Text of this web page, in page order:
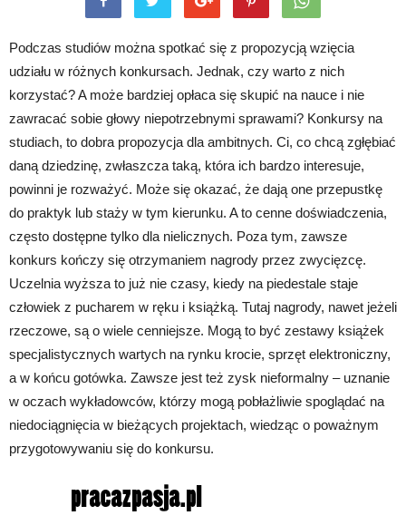
Podczas studiów można spotkać się z propozycją wzięcia
udziału w różnych konkursach. Jednak, czy warto z nich
korzystać? A może bardziej opłaca się skupić na nauce i nie
zawracać sobie głowy niepotrzebnymi sprawami? Konkursy na
studiach, to dobra propozycja dla ambitnych. Ci, co chcą zgłębiać
daną dziedzinę, zwłaszcza taką, która ich bardzo interesuje,
powinni je rozważyć. Może się okazać, że dają one przepustkę
do praktyk lub staży w tym kierunku. A to cenne doświadczenia,
często dostępne tylko dla nielicznych. Poza tym, zawsze
konkurs kończy się otrzymaniem nagrody przez zwycięzcę.
Uczelnia wyższa to już nie czasy, kiedy na piedestale staje
człowiek z pucharem w ręku i książką. Tutaj nagrody, nawet jeżeli
rzeczowe, są o wiele cenniejsze. Mogą to być zestawy książek
specjalistycznych wartych na rynku krocie, sprzęt elektroniczny,
a w końcu gotówka. Zawsze jest też zysk nieformalny – uznanie
w oczach wykładowców, którzy mogą pobłażliwie spoglądać na
niedociągnięcia w bieżących projektach, wiedząc o poważnym
przygotowywaniu się do konkursu.